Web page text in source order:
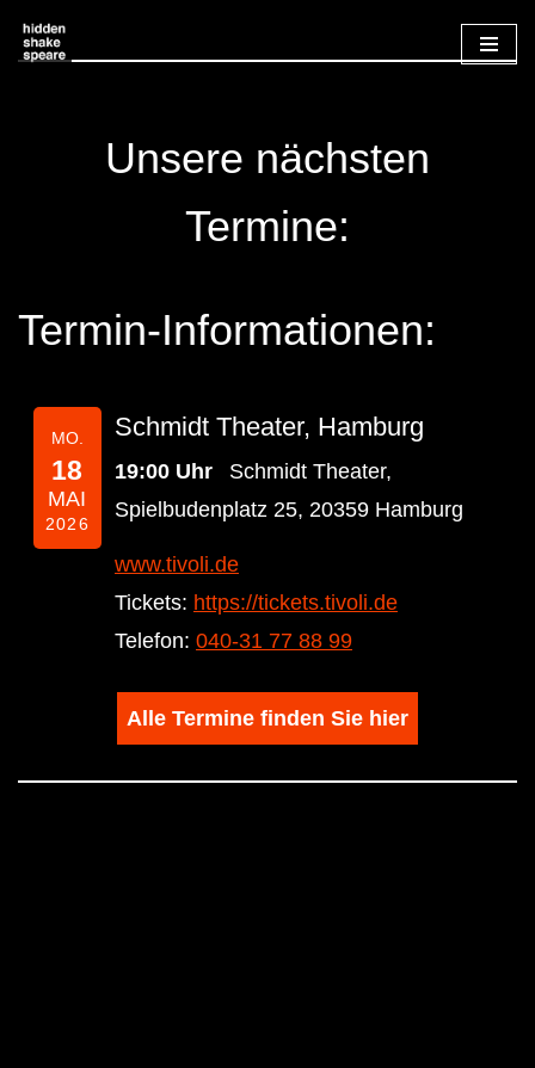
Zum
Unsere nächsten
Termine:
Termin-Informationen:
MO.
18
MAI
2026
Schmidt Theater, Hamburg
19:00 Uhr
Schmidt Theater,
Spielbudenplatz 25, 20359 Hamburg
www.tivoli.de
Tickets: https://tickets.tivoli.de
Telefon: 040-31 77 88 99
Alle Termine finden Sie hier